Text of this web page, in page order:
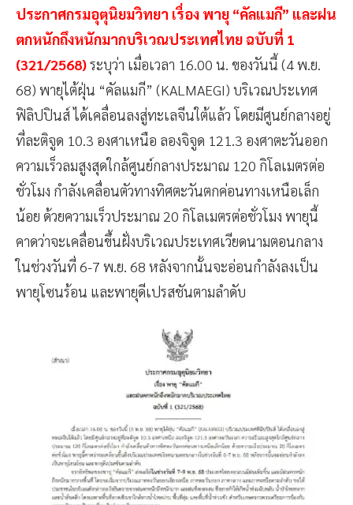
ประกาศกรมอุตุนิยมวิทยา เรื่อง พายุ “คัลแมกี” และฝน
ตกหนักถึงหนักมากบริเวณประเทศไทย ฉบับที่ 1
(321/2568)ระบุว่า เมื่อเวลา 16.00 น. ของวันนี้ (4 พ.ย.
68) พายุไต้ฝุ่น “คัลแมกี” (KALMAEGI) บริเวณประเทศ
ฟิลิปปินส์ ได้เคลื่อนลงสู่ทะเลจีนใต้แล้ว โดยมีศูนย์กลางอยู่
ที่ละติจูด 10.3 องศาเหนือ ลองจิจูด 121.3 องศาตะวันออก
ความเร็วลมสูงสุดใกล้ศูนย์กลางประมาณ 120 กิโลเมตรต่อ
ชั่วโมง กำลังเคลื่อนตัวทางทิศตะวันตกค่อนทางเหนือเล็ก
น้อย ด้วยความเร็วประมาณ 20 กิโลเมตรต่อชั่วโมง พายุนี้
คาดว่าจะเคลื่อนขึ้นฝั่งบริเวณประเทศเวียดนามตอนกลาง
ในช่วงวันที่ 6-7 พ.ย. 68 หลังจากนั้นจะอ่อนกำลังลงเป็น
พายุโซนร้อน และพายุดีเปรสชันตามลำดับ